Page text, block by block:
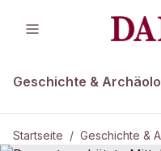
Geschichte &
Startseite / Geschichte &